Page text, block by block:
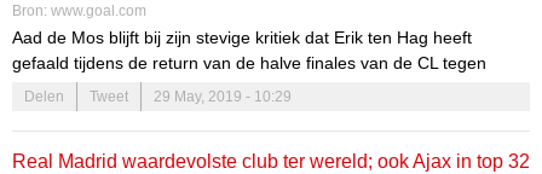
pijnbank gelegd
Bron: www.goal.com
Aad de Mos blijft bij zijn stevige kritiek dat Erik ten Hag heeft
gefaald tijdens de return van de halve finales van de CL tegen
Tottenham Hotspur.
Delen Tweet 29 May, 2019 - 10:29
Real Madrid waardevolste club ter wereld; ook Ajax in top 32